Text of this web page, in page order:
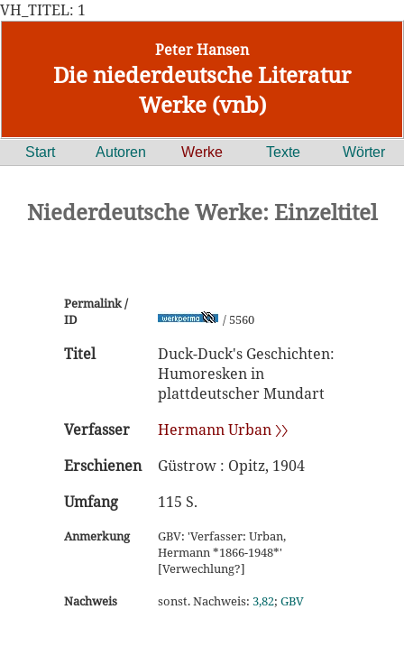
VH_TITEL: 1
Peter Hansen
Die niederdeutsche Literatur
Werke (vnb)
Start Autoren Werke Texte Wörter
Niederdeutsche Werke: Einzeltitel
Permalink /
ID
/ 5560
Titel
Duck-Duck's Geschichten:
Humoresken in
plattdeutscher Mundart
Verfasser
Hermann Urban 〉〉
Erschienen
Güstrow : Opitz, 1904
Umfang
115 S.
Anmerkung
GBV: 'Verfasser: Urban,
Hermann *1866-1948*'
[Verwechlung?]
Nachweis
sonst. Nachweis: 3,82; GBV